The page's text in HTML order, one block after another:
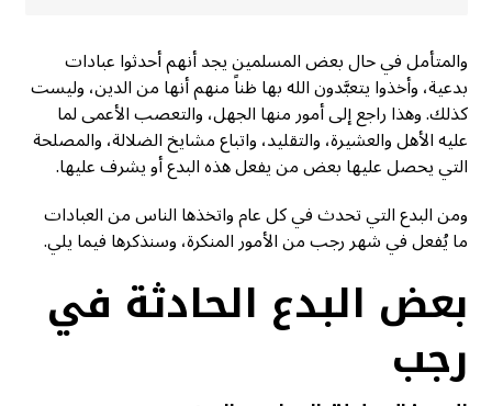
والمتأمل في حال بعض المسلمين يجد أنهم أحدثوا عبادات
بدعية، وأخذوا يتعبَّدون الله بها ظناً منهم أنها من الدين، وليست
كذلك. وهذا راجع إلى أمور منها الجهل، والتعصب الأعمى لما
عليه الأهل والعشيرة، والتقليد، واتباع مشايخ الضلالة، والمصلحة
التي يحصل عليها بعض من يفعل هذه البدع أو يشرف عليها.
ومن البدع التي تحدث في كل عام واتخذها الناس من العبادات
ما يُفعل في شهر رجب من الأمور المنكرة، وسنذكرها فيما يلي.
بعض البدع الحادثة في
رجب